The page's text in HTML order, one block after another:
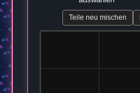
Teile neu mischen